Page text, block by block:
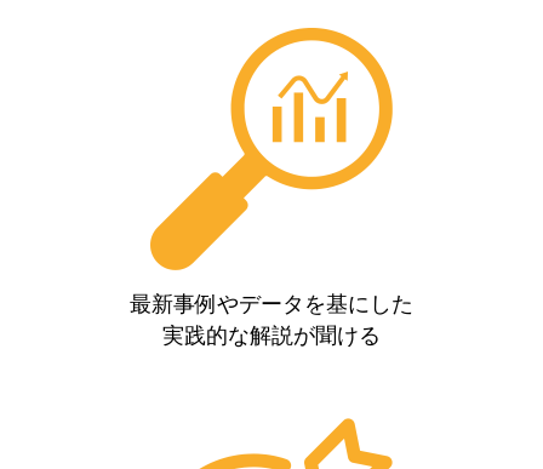
最新事例やデータを基にした
実践的な解説が聞ける